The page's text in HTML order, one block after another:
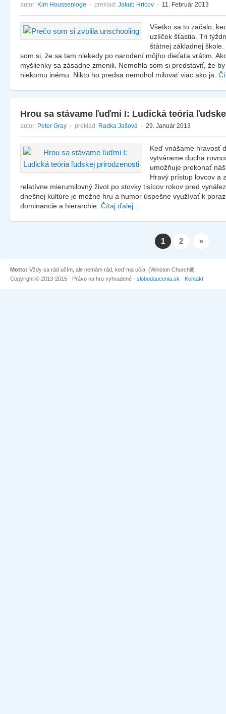
autor: Kim Houssenloge · preklad: Jakub Hricov · 11. Február 2013
Všetko sa to začalo,
uzlíček šťastia. Tri
štátnej základnej
som si, že sa tam niekedy po narodení môjho dieťaťa vrátim.
myšlienky sa zásadne zmenili. Nemohla som si predstaviť, že
niekomu inému. Nikto ho predsa nemohol milovať viac ako ja.
Hrou sa stávame ľuďmi I: Ludická teória
autor: Peter Gray · preklad: Radka Jašová · 29. Január 2013
Keď vnášame hravosť
vytvárame ducha
umožňuje prekonať
Hravý prístup lovcov a
relatívne mierumilovný život po stovky tisícov rokov pred
dnešnej kultúre je možné hru a humor úspešne využívať k
dominancie a hierarchie. Čítaj ďalej...
1 2 »
Motto: Vždy sa rád učím, ale nemám rád, keď ma učia. (Winston Churchill)
Copyright © 2013-2015 · Právo na hru vyhradené · slobodaucenia.sk · Kontakt